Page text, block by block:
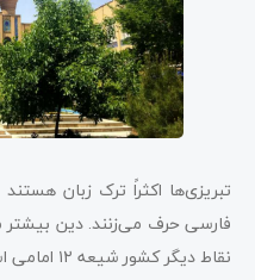
تبریزی‌ها اکثراً ترک زبان
فارسی حرف می‌زنند. دین
نقاط دیگر کشور شیعه ۱۲ امامی است.